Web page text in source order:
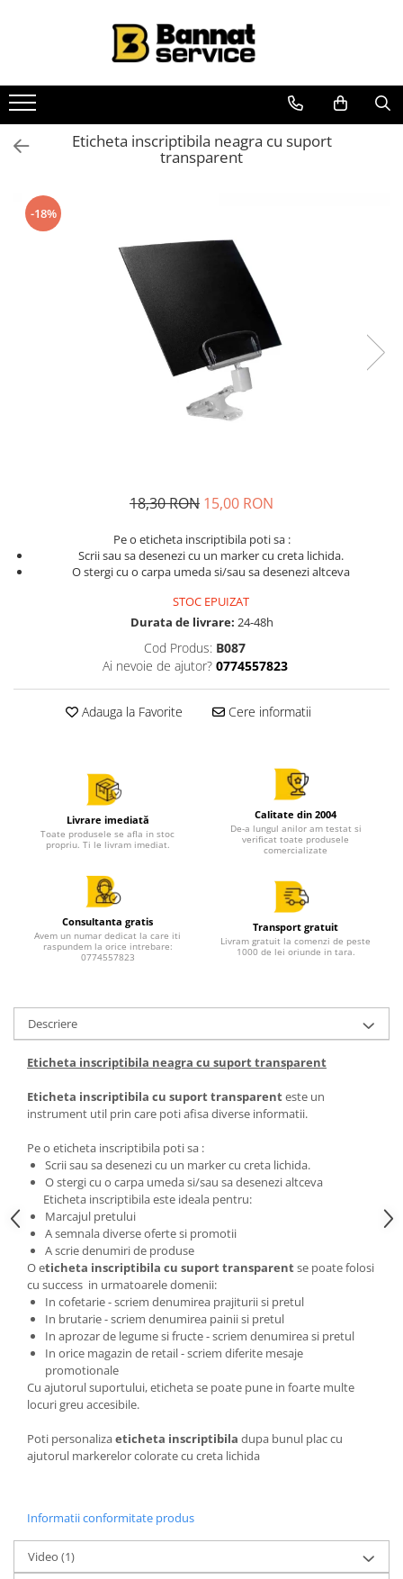
Toate Produsele
Case de marcat si imprimante
fiscale
Casa de marcat
Accesorii case de marcat
Casa de marcat pentru vendomate
Sisteme complete de vanzare si
Sisteme de vanzare si gestiune
pentru Magazine (Retail)
Sisteme de vanzare pentru
Restaurant, Bar și Cafenea
Incarcatoare cantare electronice
Cabluri conectare cantare la case
Cititor coduri bare / scanner
Imprimanta termica
Imprimanta etichete
POS - Calculator , monitor
Calculator desktop
All in one ANDROID
Accesorii IT
POS - incasare cu cardul
Hartie copiator
Pixuri
Role hartie termica
Etichete termice autoadezive
Eichete pentru raft
Solutii magazine Retail-HoReCa
Sisteme de afisare in magazin
Cosuri si carucioare
Refurbished
Programe de vanzare / gestiune si
servicii
Pentru HoReCa
Pentru magazine
Eticheta inscriptibila neagra cu suport
transparent
-18%
18,30 RON 15,00 RON
Pe o eticheta inscriptibila poti sa :
Scrii sau sa desenezi cu un marker cu creta lichida.
O stergi cu o carpa umeda si/sau sa desenezi altceva
STOC EPUIZAT
Durata de livrare: 24-48h
Cod Produs: B087
Ai nevoie de ajutor? 0774557823
Adauga la Favorite Cere informatii
Livrare imediată
Toate produsele se afla in stoc
propriu. Ti le livram imediat.
Calitate din 2004
De-a lungul anilor am testat si
verificat toate produsele
comercializate
Consultanta gratis
Avem un numar dedicat la care iti
raspundem la orice intrebare:
0774557823
Transport gratuit
Livram gratuit la comenzi de peste
1000 de lei oriunde in tara.
Descriere
Eticheta inscriptibila neagra cu suport transparent
Eticheta inscriptibila cu suport transparenteste un
instrument util prin care poti afisa diverse informatii.
Pe o eticheta inscriptibila poti sa :
Scrii sau sa desenezi cu un marker cu creta lichida.
O stergi cu o carpa umeda si/sau sa desenezi altceva
Eticheta inscriptibila este ideala pentru:
Marcajul pretului
A semnala diverse oferte si promotii
A scrie denumiri de produse
O eticheta inscriptibila cu suport transparentse poate folosi
cu success in urmatoarele domenii:
In cofetarie - scriem denumirea prajiturii si pretul
In brutarie - scriem denumirea painii si pretul
In aprozar de legume si fructe - scriem denumirea si pretul
In orice magazin de retail - scriem diferite mesaje
promotionale
Cu ajutorul suportului, eticheta se poate pune in foarte multe
locuri greu accesibile.
Poti personalizaeticheta inscriptibila dupa bunul plac cu
ajutorul markerelor colorate cu creta lichida
Informatii conformitate produs
Video (1)